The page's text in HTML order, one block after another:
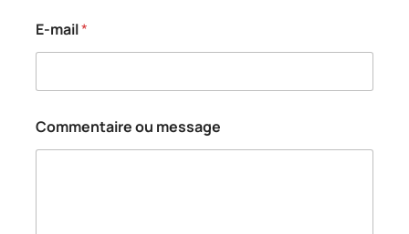
t
a
i
e
r
E-mail*
Commentaire ou message